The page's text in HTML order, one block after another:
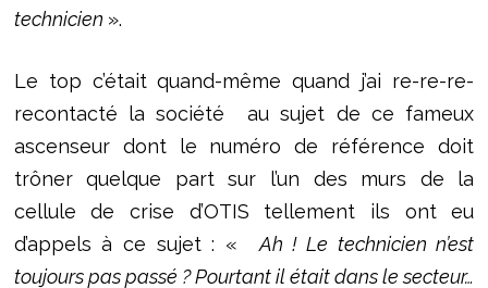
technicien ».
Le top c’était quand-même quand j’ai re-re-re-
recontacté la société au sujet de ce fameux
ascenseur dont le numéro de référence doit
trôner quelque part sur l’un des murs de la
cellule de crise d’OTIS tellement ils ont eu
d’appels à ce sujet : « Ah ! Le technicien n’est
toujours pas passé ? Pourtant il était dans le secteur…